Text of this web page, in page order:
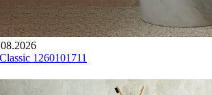
1260101711